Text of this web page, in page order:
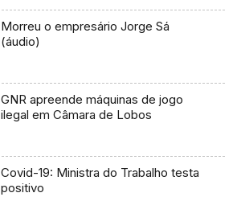
Morreu o empresário Jorge Sá
(áudio)
GNR apreende máquinas de jogo
ilegal em Câmara de Lobos
Covid-19: Ministra do Trabalho testa
positivo